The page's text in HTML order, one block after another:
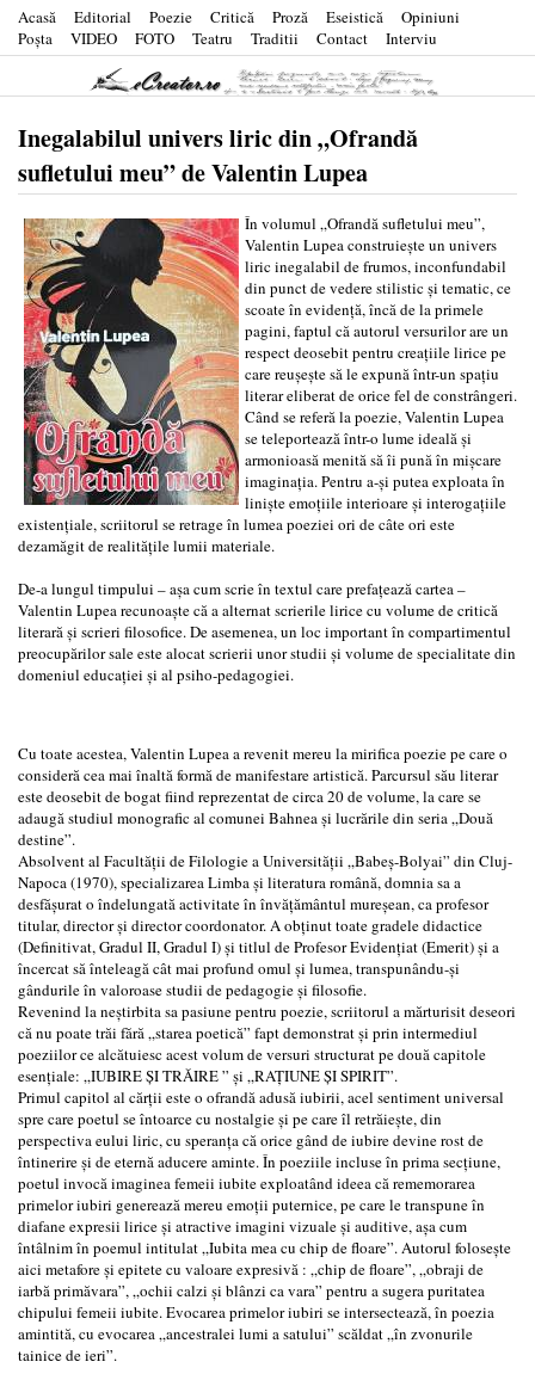
Acasă Editorial Poezie Critică Proză Eseistică
Opiniuni
Poşta
VIDEO FOTO Teatru Traditii Contact Interviu
Inegalabilul univers liric din „Ofrandă
sufletului meu” de Valentin Lupea
În volumul „Ofrandă sufletului meu”,
Valentin Lupea construiește un univers
liric inegalabil de frumos, inconfundabil
din punct de vedere stilistic și tematic, ce
scoate în evidență, încă de la primele
pagini, faptul că autorul versurilor are un
respect deosebit pentru creațiile lirice pe
care reușește să le expună într-un spațiu
literar eliberat de orice fel de constrângeri.
Când se referă la poezie, Valentin Lupea
se teleportează într-o lume ideală și
armonioasă menită să îi pună în mișcare
imaginația. Pentru a-și putea exploata în
liniște emoțiile interioare și interogațiile
existențiale, scriitorul se retrage în lumea poeziei ori de câte ori este
dezamăgit de realitățile lumii materiale.
De-a lungul timpului – așa cum scrie în textul care prefațează cartea –
Valentin Lupea recunoaște că a alternat scrierile lirice cu volume de critică
literară și scrieri filosofice. De asemenea, un loc important în compartimentul
preocupărilor sale este alocat scrierii unor studii și volume de specialitate din
domeniul educației și al psiho-pedagogiei.
Cu toate acestea, Valentin Lupea a revenit mereu la mirifica poezie pe care o
consideră cea mai înaltă formă de manifestare artistică. Parcursul său literar
este deosebit de bogat fiind reprezentat de circa 20 de volume, la care se
adaugă studiul monografic al comunei Bahnea și lucrările din seria „Două
destine”.
Absolvent al Facultății de Filologie a Universității „Babeș-Bolyai” din Cluj-
Napoca (1970), specializarea Limba și literatura română, domnia sa a
desfășurat o îndelungată activitate în învățământul mureșean, ca profesor
titular, director și director coordonator. A obținut toate gradele didactice
(Definitivat, Gradul II, Gradul I) și titlul de Profesor Evidențiat (Emerit) și a
încercat să înteleagă cât mai profund omul și lumea, transpunându-și
gândurile în valoroase studii de pedagogie și filosofie.
Revenind la neștirbita sa pasiune pentru poezie, scriitorul a mărturisit deseori
că nu poate trăi fără „starea poetică” fapt demonstrat și prin intermediul
poeziilor ce alcătuiesc acest volum de versuri structurat pe două capitole
esențiale: „IUBIRE ȘI TRĂIRE ” și „RAȚIUNE ȘI SPIRIT”.
Primul capitol al cărții este o ofrandă adusă iubirii, acel sentiment universal
spre care poetul se întoarce cu nostalgie și pe care îl retrăiește, din
perspectiva eului liric, cu speranța că orice gând de iubire devine rost de
întinerire și de eternă aducere aminte. În poeziile incluse în prima secțiune,
poetul invocă imaginea femeii iubite exploatând ideea că rememorarea
primelor iubiri generează mereu emoții puternice, pe care le transpune în
diafane expresii lirice și atractive imagini vizuale și auditive, așa cum
întâlnim în poemul intitulat „Iubita mea cu chip de floare”. Autorul folosește
aici metafore și epitete cu valoare expresivă : „chip de floare”, „obraji de
iarbă primăvara”, „ochii calzi și blânzi ca vara” pentru a sugera puritatea
chipului femeii iubite. Evocarea primelor iubiri se intersectează, în poezia
amintită, cu evocarea „ancestralei lumi a satului” scăldat „în zvonurile
tainice de ieri”.